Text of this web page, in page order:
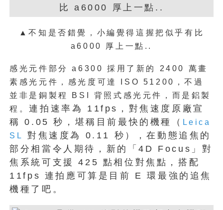
▲不知是否錯覺，小編覺得這握把似乎有比
a6000 厚上一點..
感光元件部分 a6300 採用了新的 2400 萬畫
素感光元件，感光度可達 ISO 51200，不過
並非是銅製程 BSI 背照式感光元件，而是鋁製
程。連拍速率為 11fps，對焦速度原廠宣
稱 0.05 秒，堪稱目前最快的機種（ Leica
SL
對焦速度為 0.11 秒），在動態追焦的
部分相當令人期待，新的「4D Focus」對
焦系統可支援 425 點相位對焦點，搭配
11fps 連拍應可算是目前 E 環最強的追焦
機種了吧。